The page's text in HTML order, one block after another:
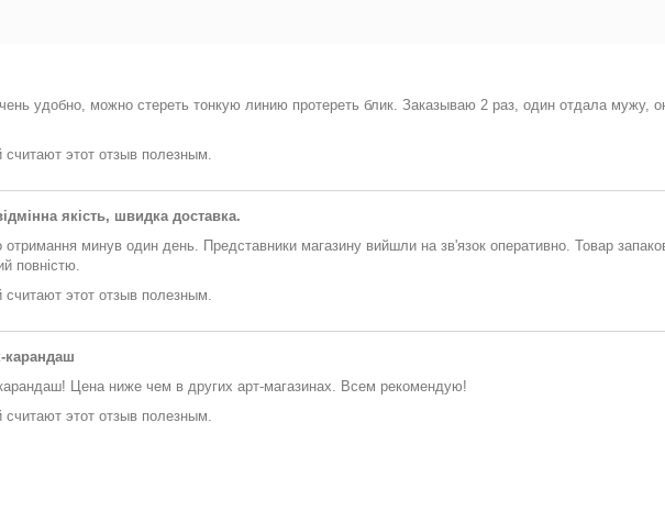
удобно, можно стереть тонкую линию протереть блик. Заказываю 2 раз, один отдала мужу,
считают этот отзыв полезным.
якість, швидка доставка.
отримання минув один день. Представники магазину вийшли на зв'язок оперативно. Товар
повністю.
считают этот отзыв полезным.
карандаш
Цена ниже чем в других арт-магазинах. Всем рекомендую!
считают этот отзыв полезным.